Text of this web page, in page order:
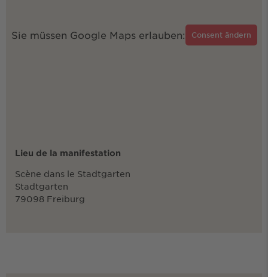
Sie müssen Google Maps erlauben: Consent ändern
Lieu de la manifestation
Scène dans le Stadtgarten
Stadtgarten
79098 Freiburg